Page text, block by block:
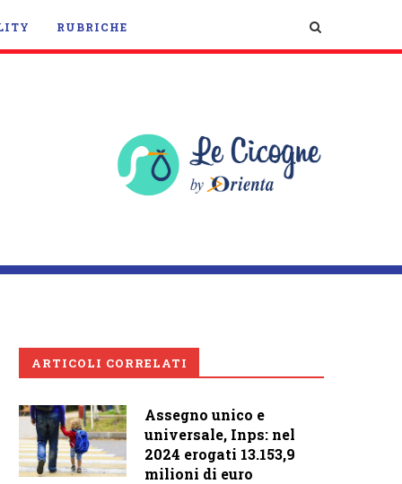
RUBRICHE
ARTICOLI CORRELATI
Assegno unico e
universale, Inps: nel
2024 erogati 13.153,9
milioni di euro